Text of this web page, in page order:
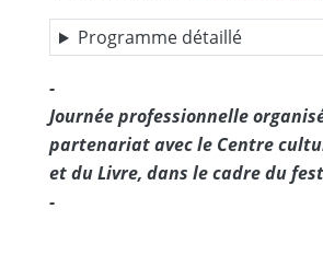
Programme détaillé
-
Journée professionnelle
partenariat avec le Centre
et du Livre, dans le cadre du
-